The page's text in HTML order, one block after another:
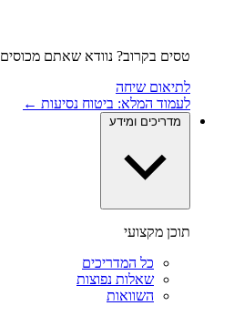
טסים בקרוב? נוודא שאתם מכוסים
לתיאום שיחה
לעמוד המלא: ביטוח נסיעות ←
מדריכים ומידע
תוכן מקצועי
כל המדריכים
שאלות נפוצות
השוואות